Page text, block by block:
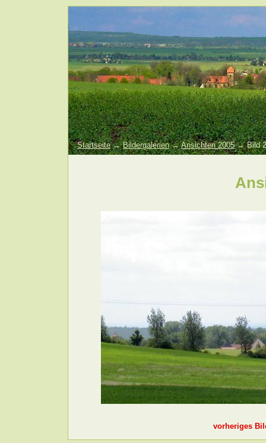
Startseite→Bildergalerien→Ansichten 2005→ Bild
vorheriges